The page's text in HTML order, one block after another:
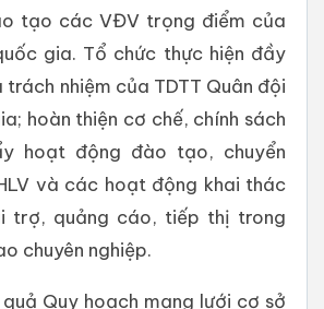
tạo các VĐV trọng điểm của
gia. Tổ chức thực hiện đầy
nhiệm của TDTT Quân đội
hoàn thiện cơ chế, chính sách
hoạt động đào tạo, chuyển
và các hoạt động khai thác
trợ, quảng cáo, tiếp thị trong
chuyên nghiệp.
quả Quy hoạch mạng lưới cơ sở